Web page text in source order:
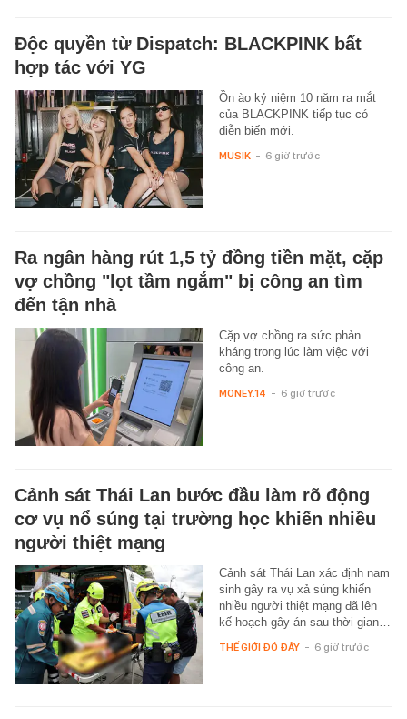
Độc quyền từ Dispatch: BLACKPINK bất
hợp tác với YG
Ồn ào kỷ niệm 10 năm ra mắt
của BLACKPINK tiếp tục có
diễn biến mới.
MUSIK - 6 giờ trước
Ra ngân hàng rút 1,5 tỷ đồng tiền mặt, cặp
vợ chồng "lọt tầm ngắm" bị công an tìm
đến tận nhà
Cặp vợ chồng ra sức phản
kháng trong lúc làm việc với
công an.
MONEY.14 - 6 giờ trước
Cảnh sát Thái Lan bước đầu làm rõ động
cơ vụ nổ súng tại trường học khiến nhiều
người thiệt mạng
Cảnh sát Thái Lan xác định nam
sinh gây ra vụ xả súng khiến
nhiều người thiệt mạng đã lên
kế hoạch gây án sau thời gian…
THẾ GIỚI ĐÓ ĐÂY - 6 giờ trước